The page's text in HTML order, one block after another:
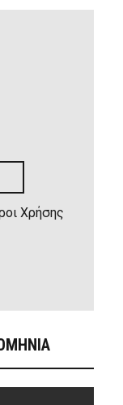
Χρήσης